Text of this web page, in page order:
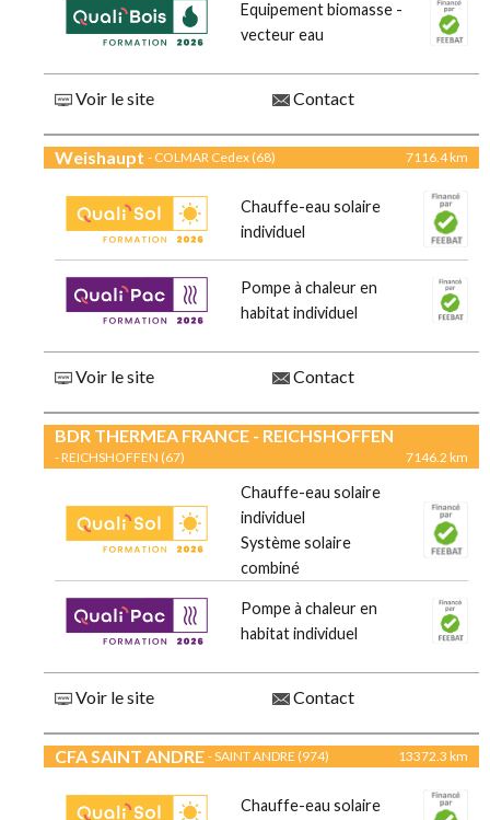
Equipement biomasse -
vecteur eau
Voir le site Contact
Weishaupt - COLMAR Cedex (68) 7116.4 km
Chauffe-eau solaire
individuel
Pompe à chaleur en
habitat individuel
Voir le site Contact
BDR THERMEA FRANCE - REICHSHOFFEN
- REICHSHOFFEN (67) 7146.2 km
Chauffe-eau solaire
individuel
Système solaire
combiné
Pompe à chaleur en
habitat individuel
Voir le site Contact
CFA SAINT ANDRE - SAINT ANDRE (974) 13372.3 km
Chauffe-eau solaire